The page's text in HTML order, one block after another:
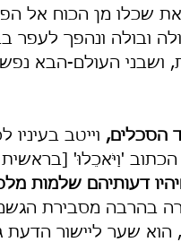
שכלו מן הכוח אל
ובולה ונהפך לעפר
ושבני העולם-הבא
הסכלים, וייטב
'וַיֹּאכֵלוּ'
דעותיהם שלמות
בהרבה מסבירת
הוא שער ליישור הדעת